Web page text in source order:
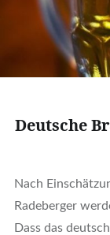
Deutsche
Nach
Radeberger
Dass das